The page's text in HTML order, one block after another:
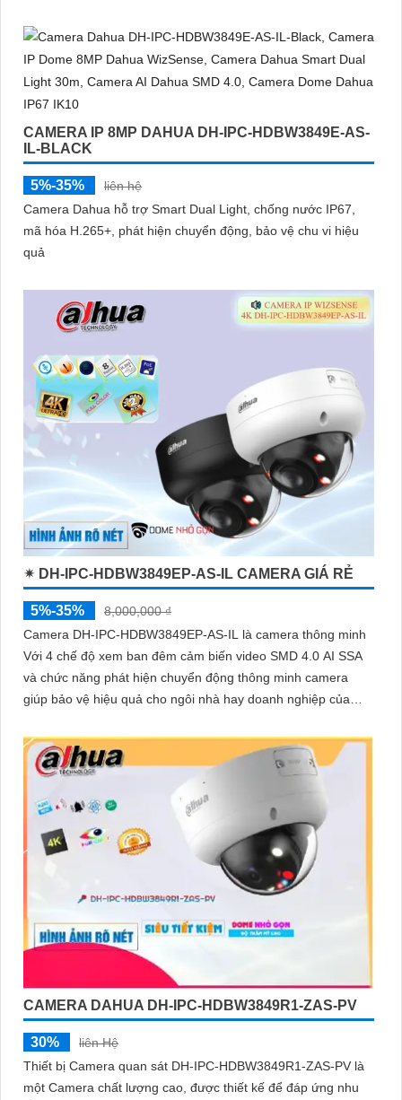
thông minh giúp phân biệt chính xác người và phương tiện hỗ
trợ POE, giảm thiểu báo động giả hiệu quả
CAMERA IP 8MP DAHUA DH-IPC-HDBW3849E-AS-
IL-BLACK
5%-35%
liên hệ
Camera Dahua hỗ trợ Smart Dual Light, chống nước IP67,
mã hóa H.265+, phát hiện chuyển động, bảo vệ chu vi hiệu
quả
✴ DH-IPC-HDBW3849EP-AS-IL CAMERA GIÁ RẺ
5%-35%
8,000,000 ₫
Camera DH-IPC-HDBW3849EP-AS-IL là camera thông minh
Với 4 chế độ xem ban đêm cảm biến video SMD 4.0 AI SSA
và chức năng phát hiện chuyển động thông minh camera
giúp bảo vệ hiệu quả cho ngôi nhà hay doanh nghiệp của
CAMERA DAHUA DH-IPC-HDBW3849R1-ZAS-PV
30%
liên Hệ
Thiết bị Camera quan sát DH-IPC-HDBW3849R1-ZAS-PV là
một Camera chất lượng cao, được thiết kế để đáp ứng nhu